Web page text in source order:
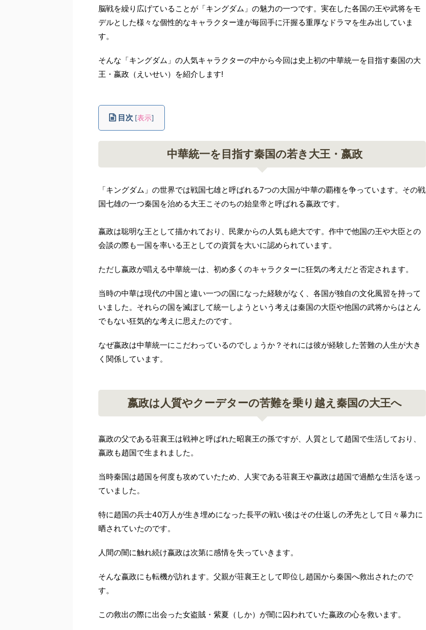
脳戦を繰り広げていることが「キングダム」の魅力の一つです。実在した各国の王や武将をモ
デルとした様々な個性的なキャラクター達が毎回手に汗握る重厚なドラマを生み出していま
す。
そんな「キングダム」の人気キャラクターの中から今回は史上初の中華統一を目指す秦国の大
王・嬴政（えいせい）を紹介します!
目次 [表示]
中華統一を目指す秦国の若き大王・嬴政
「キングダム」の世界では戦国七雄と呼ばれる7つの大国が中華の覇権を争っています。その戦
国七雄の一つ秦国を治める大王こそのちの始皇帝と呼ばれる嬴政です。
嬴政は聡明な王として描かれており、民衆からの人気も絶大です。作中で他国の王や大臣との
会談の際も一国を率いる王としての資質を大いに認められています。
ただし嬴政が唱える中華統一は、初め多くのキャラクターに狂気の考えだと否定されます。
当時の中華は現代の中国と違い一つの国になった経験がなく、各国が独自の文化風習を持って
いました。それらの国を滅ぼして統一しようという考えは秦国の大臣や他国の武将からはとん
でもない狂気的な考えに思えたのです。
なぜ嬴政は中華統一にこだわっているのでしょうか？それには彼が経験した苦難の人生が大き
く関係しています。
嬴政は人質やクーデターの苦難を乗り越え秦国の大王へ
嬴政の父である荘襄王は戦神と呼ばれた昭襄王の孫ですが、人質として趙国で生活しており、
嬴政も趙国で生まれました。
当時秦国は趙国を何度も攻めていたため、人実である荘襄王や嬴政は趙国で過酷な生活を送っ
ていました。
特に趙国の兵士40万人が生き埋めになった長平の戦い後はその仕返しの矛先として日々暴力に
晒されていたのです。
人間の闇に触れ続け嬴政は次第に感情を失っていきます。
そんな嬴政にも転機が訪れます。父親が荘襄王として即位し趙国から秦国へ救出されたので
す。
この救出の際に出会った女盗賊・紫夏（しか）が闇に囚われていた嬴政の心を救います。